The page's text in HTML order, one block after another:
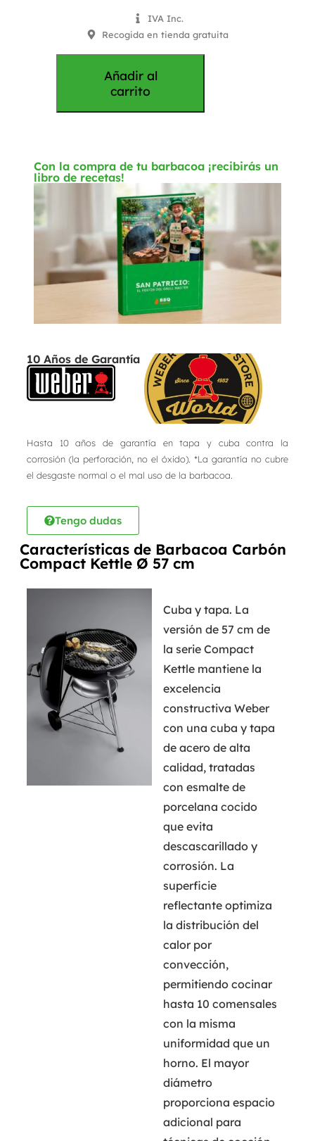
IVA Inc.
Recogida en tienda gratuita
Añadir al
carrito
Con la compra de tu barbacoa ¡recibirás un
libro de recetas!
10 Años de Garantía
Hasta 10 años de garantía en tapa y cuba contra la
corrosión (la perforación, no el óxido). *La garantía no cubre
el desgaste normal o el mal uso de la barbacoa.
Tengo dudas
Características de Barbacoa Carbón
Compact Kettle Ø 57 cm
Cuba y tapa. La
versión de 57 cm de
la serie Compact
Kettle mantiene la
excelencia
constructiva Weber
con una cuba y tapa
de acero de alta
calidad, tratadas
con esmalte de
porcelana cocido
que evita
descascarillado y
corrosión. La
superficie
reflectante optimiza
la distribución del
calor por
convección,
permitiendo cocinar
hasta 10 comensales
con la misma
uniformidad que un
horno. El mayor
diámetro
proporciona espacio
adicional para